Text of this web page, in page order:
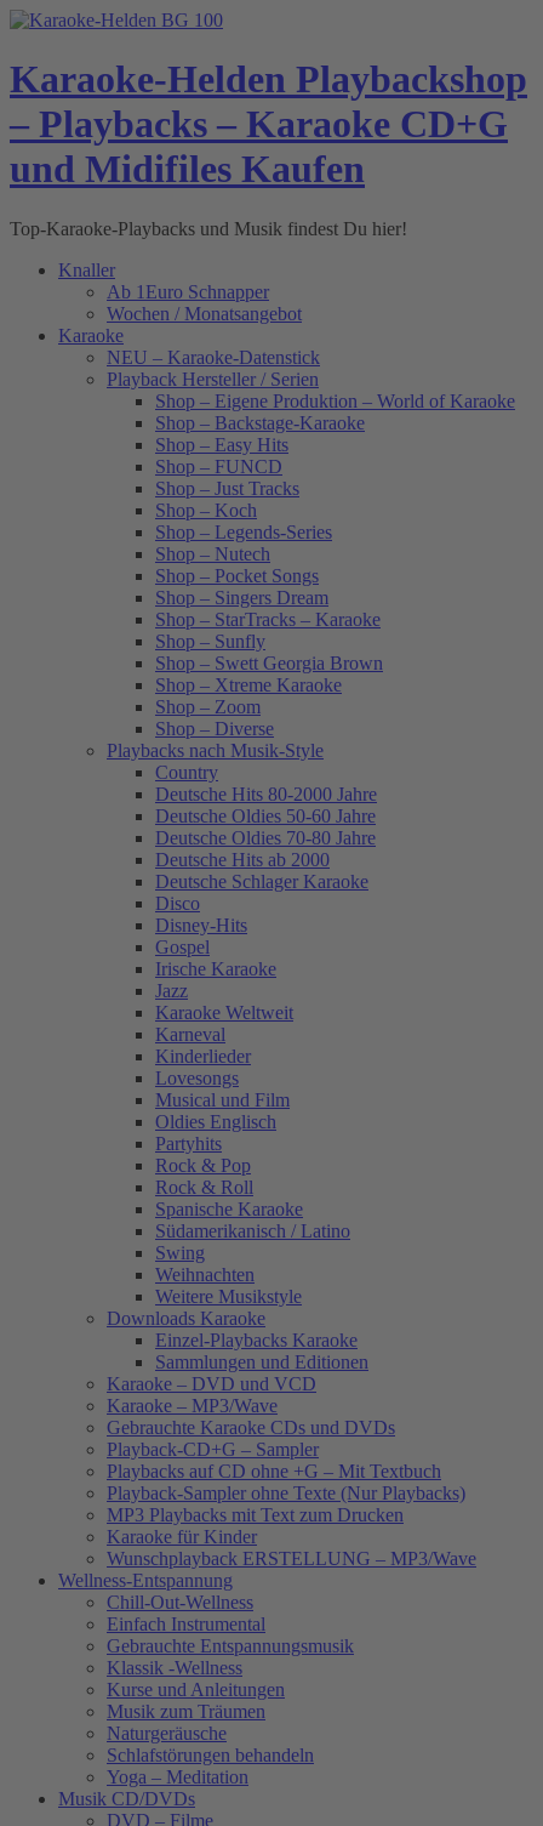
Skip
content
Karaoke-Helden Playbackshop
– Playbacks – Karaoke CD+G
und Midifiles Kaufen
Top-Karaoke-Playbacks und Musik findest Du hier!
Knaller
Ab 1Euro Schnapper
Wochen / Monatsangebot
Karaoke
NEU – Karaoke-Datenstick
Playback Hersteller / Serien
Shop – Eigene Produktion – World of Karaoke
Shop – Backstage-Karaoke
Shop – Easy Hits
Shop – FUNCD
Shop – Just Tracks
Shop – Koch
Shop – Legends-Series
Shop – Nutech
Shop – Pocket Songs
Shop – Singers Dream
Shop – StarTracks – Karaoke
Shop – Sunfly
Shop – Swett Georgia Brown
Shop – Xtreme Karaoke
Shop – Zoom
Shop – Diverse
Playbacks nach Musik-Style
Country
Deutsche Hits 80-2000 Jahre
Deutsche Oldies 50-60 Jahre
Deutsche Oldies 70-80 Jahre
Deutsche Hits ab 2000
Deutsche Schlager Karaoke
Disco
Disney-Hits
Gospel
Irische Karaoke
Jazz
Karaoke Weltweit
Karneval
Kinderlieder
Lovesongs
Musical und Film
Oldies Englisch
Partyhits
Rock & Pop
Rock & Roll
Spanische Karaoke
Südamerikanisch / Latino
Swing
Weihnachten
Weitere Musikstyle
Downloads Karaoke
Einzel-Playbacks Karaoke
Sammlungen und Editionen
Karaoke – DVD und VCD
Karaoke – MP3/Wave
Gebrauchte Karaoke CDs und DVDs
Playback-CD+G – Sampler
Playbacks auf CD ohne +G – Mit Textbuch
Playback-Sampler ohne Texte (Nur Playbacks)
MP3 Playbacks mit Text zum Drucken
Karaoke für Kinder
Wunschplayback ERSTELLUNG – MP3/Wave
Wellness-Entspannung
Chill-Out-Wellness
Einfach Instrumental
Gebrauchte Entspannungsmusik
Klassik -Wellness
Kurse und Anleitungen
Musik zum Träumen
Naturgeräusche
Schlafstörungen behandeln
Yoga – Meditation
Musik CD/DVDs
DVD – Filme